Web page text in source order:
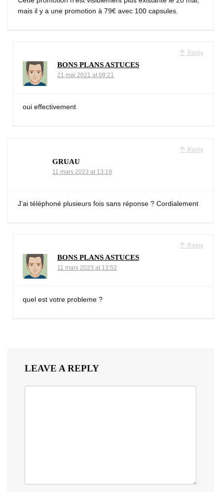
mais il y a une promotion à 79€ avec 100 capsules.
Reply
BONS PLANS ASTUCES
21 mai 2021 at 09:21
oui effectivement
Reply
GRUAU
11 mars 2023 at 13:19
J’ai téléphoné plusieurs fois sans réponse ? Cordialement
Reply
BONS PLANS ASTUCES
11 mars 2023 at 13:52
quel est votre probleme ?
LEAVE A REPLY